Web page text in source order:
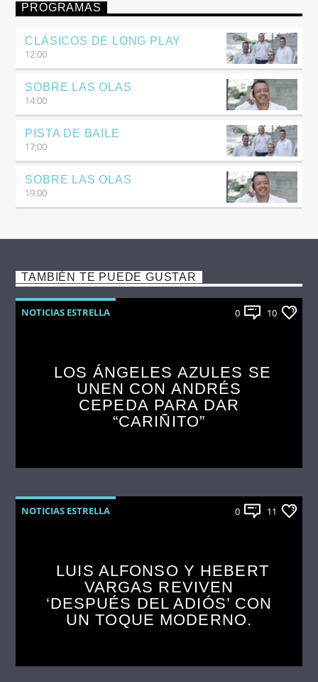
PROGRAMAS
CLÁSICOS DE LONG PLAY
12:00
SOBRE LAS OLAS
14:00
PISTA DE BAILE
17:00
SOBRE LAS OLAS
19:00
TAMBIÉN TE PUEDE GUSTAR
NOTICIAS ESTRELLA 0 10
LOS ÁNGELES AZULES SE
UNEN CON ANDRÉS
CEPEDA PARA DAR
“CARIÑITO”
NOTICIAS ESTRELLA 0 11
LUIS ALFONSO Y HEBERT
VARGAS REVIVEN
‘DESPUÉS DEL ADIÓS’ CON
UN TOQUE MODERNO.